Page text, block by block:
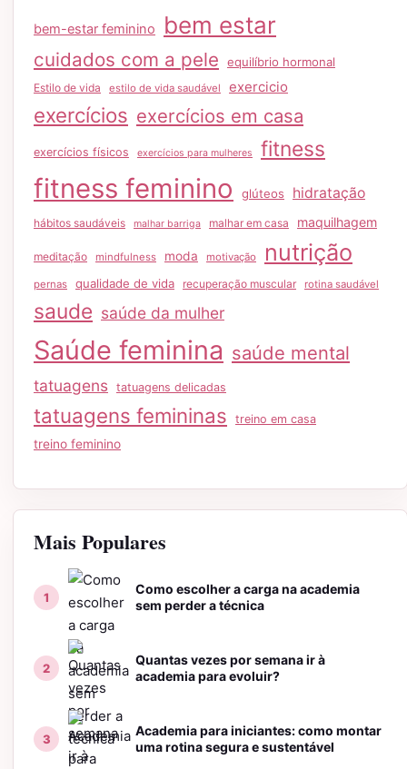
bem-estar feminino bem estar
cuidados com a pele equilíbrio hormonal
Estilo de vida estilo de vida saudável exercicio
exercícios exercícios em casa
exercícios físicos exercícios para mulheres fitness
fitness feminino glúteos hidratação
hábitos saudáveis malhar barriga malhar em casa maquilhagem
meditação mindfulness moda motivação nutrição
pernas qualidade de vida recuperação muscular rotina saudável
saude saúde da mulher
Saúde feminina saúde mental
tatuagens tatuagens delicadas
tatuagens femininas treino em casa
treino feminino
Mais Populares
Como escolher a carga na academia
sem perder a técnica
Quantas vezes por semana ir à
academia para evoluir?
Academia para iniciantes: como montar
uma rotina segura e sustentável